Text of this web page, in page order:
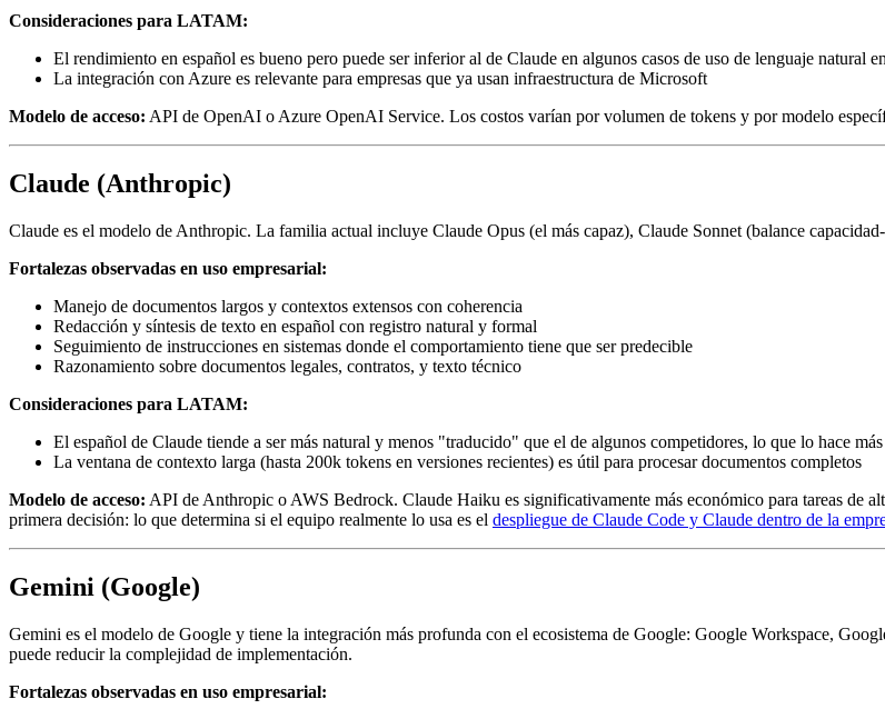
Consideraciones para LATAM:
El rendimiento en español es bueno pero puede ser inferior al de Claude en algunos casos de uso de lenguaje natural
La integración con Azure es relevante para empresas que ya usan infraestructura de Microsoft
Modelo de acceso: API de OpenAI o Azure OpenAI Service. Los costos varían por volumen de tokens y por modelo
Claude (Anthropic)
Claude es el modelo de Anthropic. La familia actual incluye Claude Opus (el más capaz), Claude Sonnet (balance
Fortalezas observadas en uso empresarial:
Manejo de documentos largos y contextos extensos con coherencia
Redacción y síntesis de texto en español con registro natural y formal
Seguimiento de instrucciones en sistemas donde el comportamiento tiene que ser predecible
Razonamiento sobre documentos legales, contratos, y texto técnico
Consideraciones para LATAM:
El español de Claude tiende a ser más natural y menos "traducido" que el de algunos competidores, lo que lo hace más
La ventana de contexto larga (hasta 200k tokens en versiones recientes) es útil para procesar documentos completos
Modelo de acceso: API de Anthropic o AWS Bedrock. Claude Haiku es significativamente más económico para tareas de
primera decisión: lo que determina si el equipo realmente lo usa es el despliegue de Claude Code y Claude dentro de la
Gemini (Google)
Gemini es el modelo de Google y tiene la integración más profunda con el ecosistema de Google: Google Workspace,
puede reducir la complejidad de implementación.
Fortalezas observadas en uso empresarial: